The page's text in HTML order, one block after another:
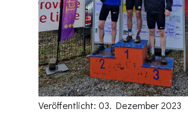
Veröffentlicht: 03. Dezember 2023